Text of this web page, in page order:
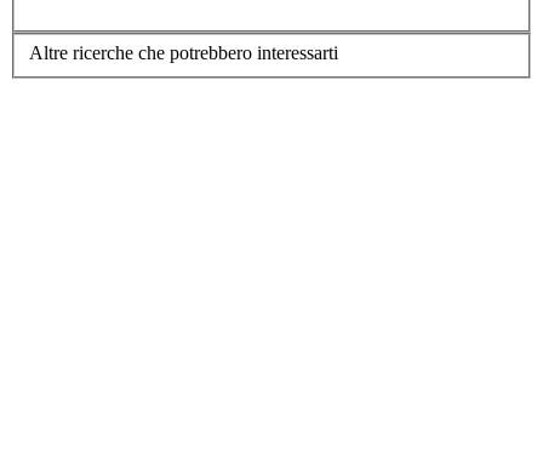
Altre ricerche che potrebbero interessarti